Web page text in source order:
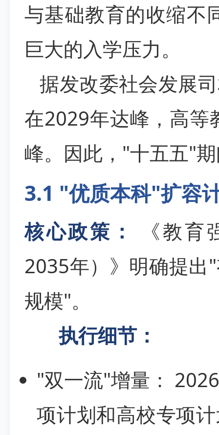
与基础教育的收缩不
巨大的入学压力。
据发改委社会发展
在2029年达峰，高等
峰。因此，"十五五"
3.1 "优质本科"扩容
核心政策：
《教育
2035年）》明确提出
规模"。
执行细节：
"双一流"增量：
项计划和高校专项